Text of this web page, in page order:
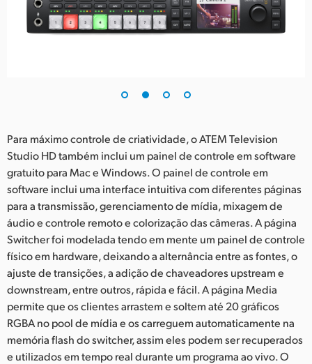
Para máximo controle de criatividade, o ATEM Television
Studio HD também inclui um painel de controle em software
gratuito para Mac e Windows. O painel de controle em
software inclui uma interface intuitiva com diferentes páginas
para a transmissão, gerenciamento de mídia, mixagem de
áudio e controle remoto e colorização das câmeras. A página
Switcher foi modelada tendo em mente um painel de controle
físico em hardware, deixando a alternância entre as fontes, o
ajuste de transições, a adição de chaveadores upstream e
downstream, entre outros, rápida e fácil. A página Media
permite que os clientes arrastem e soltem até 20 gráficos
RGBA no pool de mídia e os carreguem automaticamente na
memória flash do switcher, assim eles podem ser recuperados
e utilizados em tempo real durante um programa ao vivo. O